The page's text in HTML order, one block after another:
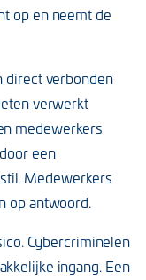
op en neemt de
direct verbonden
verwerkt
medewerkers
een
Medewerkers
op antwoord.
Cybercriminelen
ingang. Een